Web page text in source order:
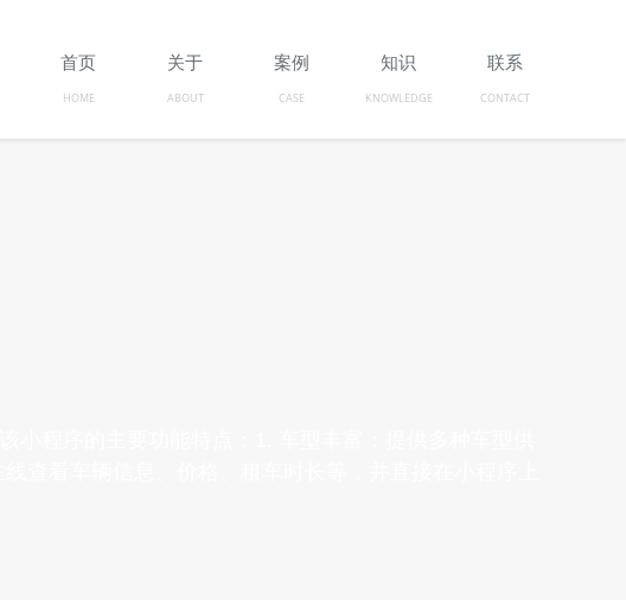
首页
HOME
关于
ABOUT
案例
CASE
知识
KNOWLEDGE
联系
CONTACT